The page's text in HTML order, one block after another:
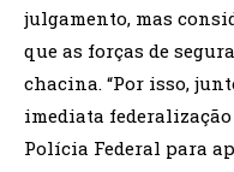
julgamento, mas
que as forças de
chacina. “Por isso,
imediata federalização
Polícia Federal para